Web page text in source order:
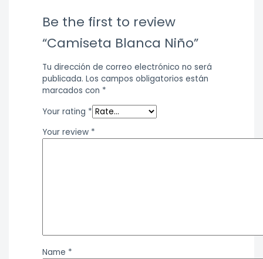
Be the first to review
“Camiseta Blanca Niño”
Tu dirección de correo electrónico no será
publicada. Los campos obligatorios están
marcados con *
Your rating *
Your review *
Name *